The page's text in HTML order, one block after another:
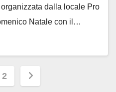
dalla locale Pro
Natale con il…
2